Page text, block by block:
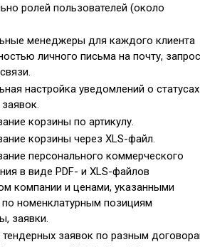
ролей пользователей (около
менеджеры для каждого клиента
личного письма на почту,
настройка уведомлений о статусах
корзины по артикулу.
корзины через XLS-файл.
персонального коммерческого
в виде PDF- и XLS-файлов
компании и ценами, указанными
по номенклатурным позициям
заявки.
заявок по разным